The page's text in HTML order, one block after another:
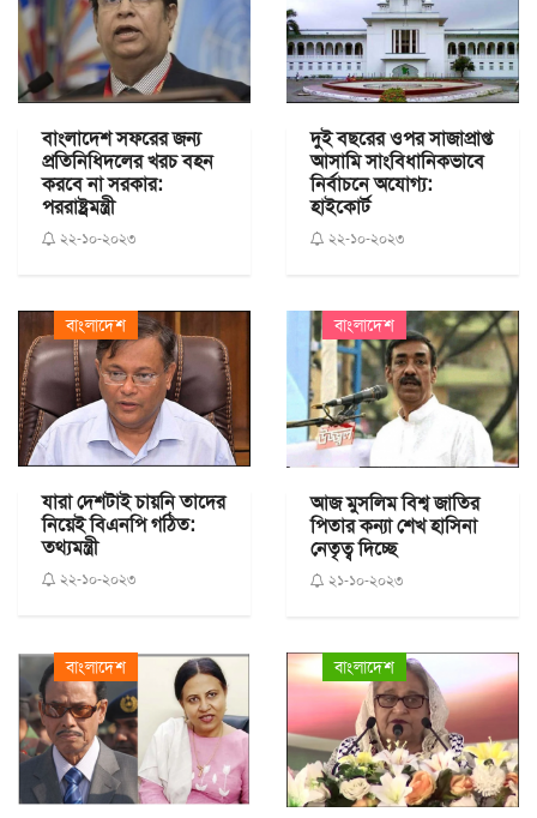
বাংলাদেশ সফরের জন্য
প্রতিনিধিদলের খরচ বহন
করবে না সরকার:
পররাষ্ট্রমন্ত্রী
২২-১০-২০২৩
দুই বছরের ওপর সাজাপ্রাপ্ত
আসামি সাংবিধানিকভাবে
নির্বাচনে অযোগ্য:
হাইকোর্ট
২২-১০-২০২৩
বাংলাদেশ
যারা দেশটাই চায়নি তাদের
নিয়েই বিএনপি গঠিত:
তথ্যমন্ত্রী
২২-১০-২০২৩
বাংলাদেশ
আজ মুসলিম বিশ্ব জাতির
পিতার কন্যা শেখ হাসিনা
নেতৃত্ব দিচ্ছে
২১-১০-২০২৩
বাংলাদেশ বাংলাদেশ